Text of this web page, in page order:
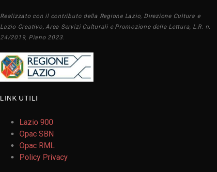
Realizzato con il contributo della Regione Lazio, Direzione Cultura e
Lazio Creativo, Area Servizi Culturali e Promozione della Lettura, L.R. n.
24/2019, Piano 2023.
LINK UTILI
Lazio 900
Opac SBN
Opac RML
Policy Privacy